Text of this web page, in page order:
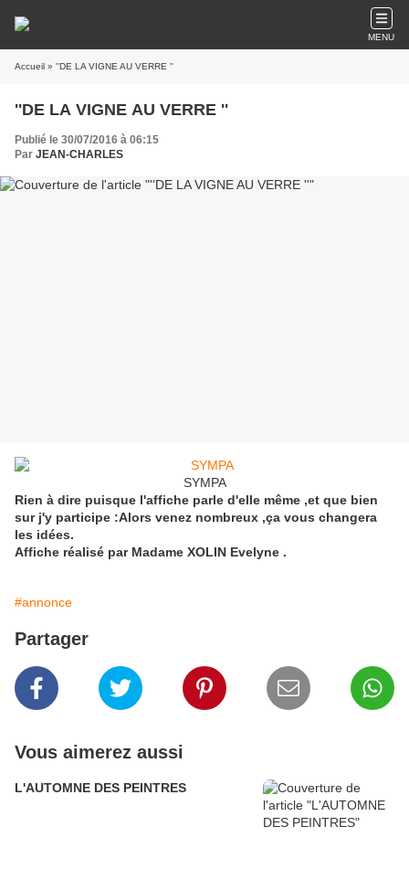
MENU
Accueil » ''DE LA VIGNE AU VERRE ''
''DE LA VIGNE AU VERRE ''
Publié le 30/07/2016 à 06:15
Par JEAN-CHARLES
SYMPA
Rien à dire puisque l'affiche parle d'elle même ,et que bien
sur j'y participe :Alors venez nombreux ,ça vous changera
les idées.
Affiche réalisé par Madame XOLIN Evelyne .
#annonce
Partager
Vous aimerez aussi
L'AUTOMNE DES PEINTRES